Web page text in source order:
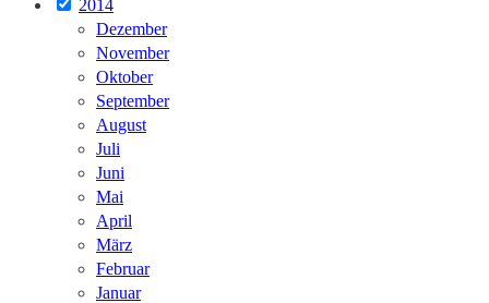
2014
Dezember
November
Oktober
September
August
Juli
Juni
Mai
April
März
Februar
Januar